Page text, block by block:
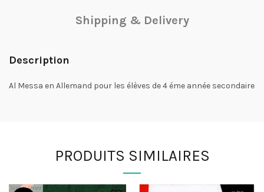
Shipping & Delivery
Description
Al Messa en Allemand pour les élèves de 4 éme année secondaire
PRODUITS SIMILAIRES